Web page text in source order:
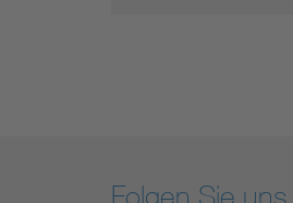
Folgen Sie uns